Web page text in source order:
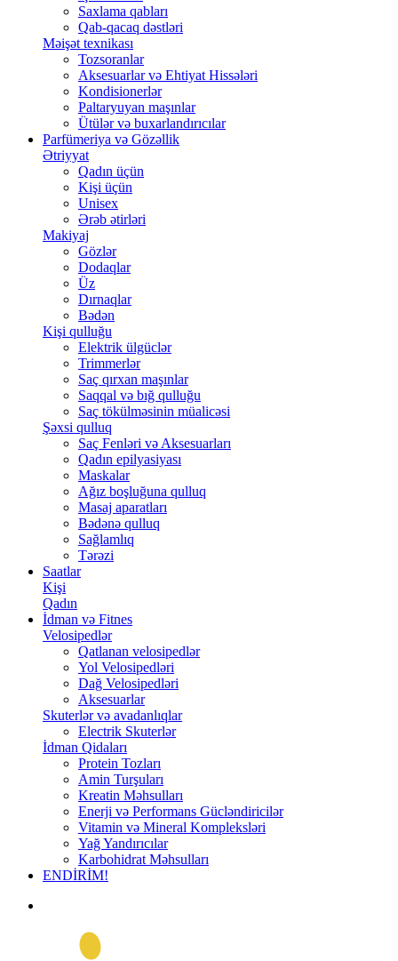
Saxlama qabları
Qab-qacaq dəstləri
Məişət texnikası
Tozsoranlar
Aksesuarlar və Ehtiyat Hissələri
Kondisionerlər
Paltaryuyan maşınlar
Ütülər və buxarlandırıcılar
Parfümeriya və Gözəllik
Ətriyyat
Qadın üçün
Kişi üçün
Unisex
Ərəb ətirləri
Makiyaj
Gözlər
Dodaqlar
Üz
Dırnaqlar
Bədən
Kişi qulluğu
Elektrik ülgüclər
Trimmerlər
Saç qırxan maşınlar
Saqqal və bığ qulluğu
Saç tökülməsinin müalicəsi
Şəxsi qulluq
Saç Fenləri və Aksesuarları
Qadın epilyasiyası
Maskalar
Ağız boşluğuna qulluq
Masaj aparatları
Bədənə qulluq
Sağlamlıq
Tərəzi
Saatlar
Kişi
Qadın
İdman və Fitnes
Velosipedlər
Qatlanan velosipedlər
Yol Velosipedləri
Dağ Velosipedləri
Aksesuarlar
Skuterlər və avadanlıqlar
Electrik Skuterlər
İdman Qidaları
Protein Tozları
Amin Turşuları
Kreatin Məhsulları
Enerji və Performans Gücləndiricilər
Vitamin və Mineral Kompleksləri
Yağ Yandırıcılar
Karbohidrat Məhsulları
ENDİRİM!